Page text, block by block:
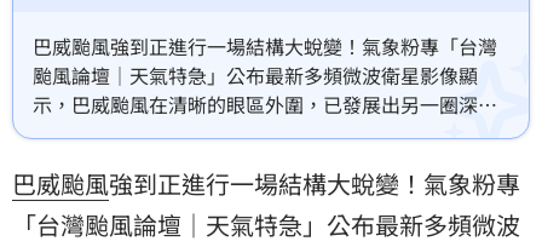
巴威颱風強到正進行一場結構大蛻變！氣象粉專「台灣
颱風論壇｜天氣特急」公布最新多頻微波衛星影像顯
示，巴威颱風在清晰的眼區外圍，已發展出另一圈深層
對流，正式宣告進入「雙眼牆」及「眼牆置換循環」階
巴威颱風強到正進行一場結構大蛻變！氣象粉專
「台灣颱風論壇｜天氣特急」公布最新多頻微波